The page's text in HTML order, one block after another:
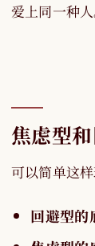
爱上同一种人
焦虑型
可以简单这样
回避型的